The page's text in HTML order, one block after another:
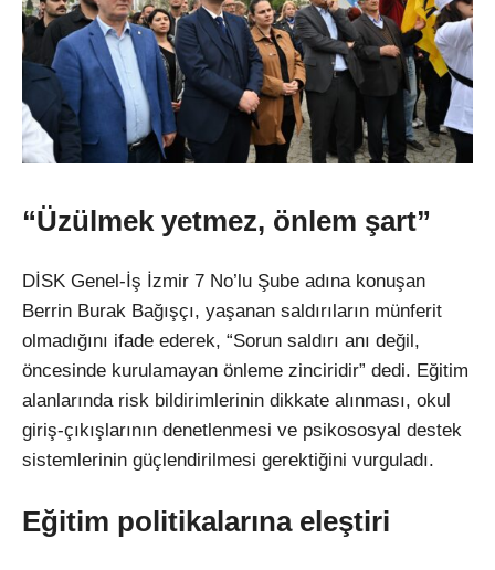
“Üzülmek yetmez, önlem şart”
DİSK Genel-İş İzmir 7 No’lu Şube adına konuşan
Berrin Burak Bağışçı, yaşanan saldırıların münferit
olmadığını ifade ederek, “Sorun saldırı anı değil,
öncesinde kurulamayan önleme zinciridir” dedi. Eğitim
alanlarında risk bildirimlerinin dikkate alınması, okul
giriş-çıkışlarının denetlenmesi ve psikososyal destek
sistemlerinin güçlendirilmesi gerektiğini vurguladı.
Eğitim politikalarına eleştiri